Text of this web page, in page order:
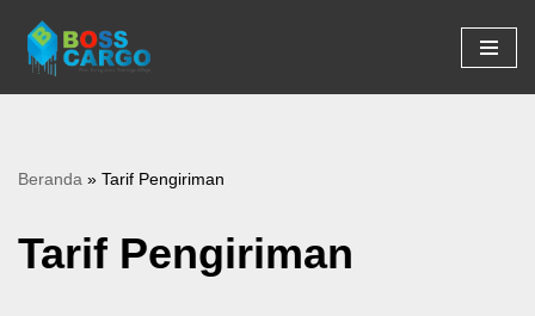
Lompat
ke
Beranda » Tarif Pengiriman
Tarif Pengiriman